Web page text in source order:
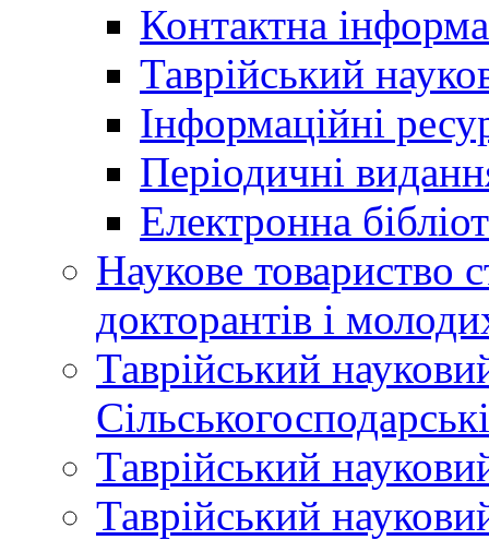
Контактна
Таврійський
Інформаційні
Періодичні
Електронна
Наукове товариство
докторантів і
Таврійський
Таврійський
Таврійський